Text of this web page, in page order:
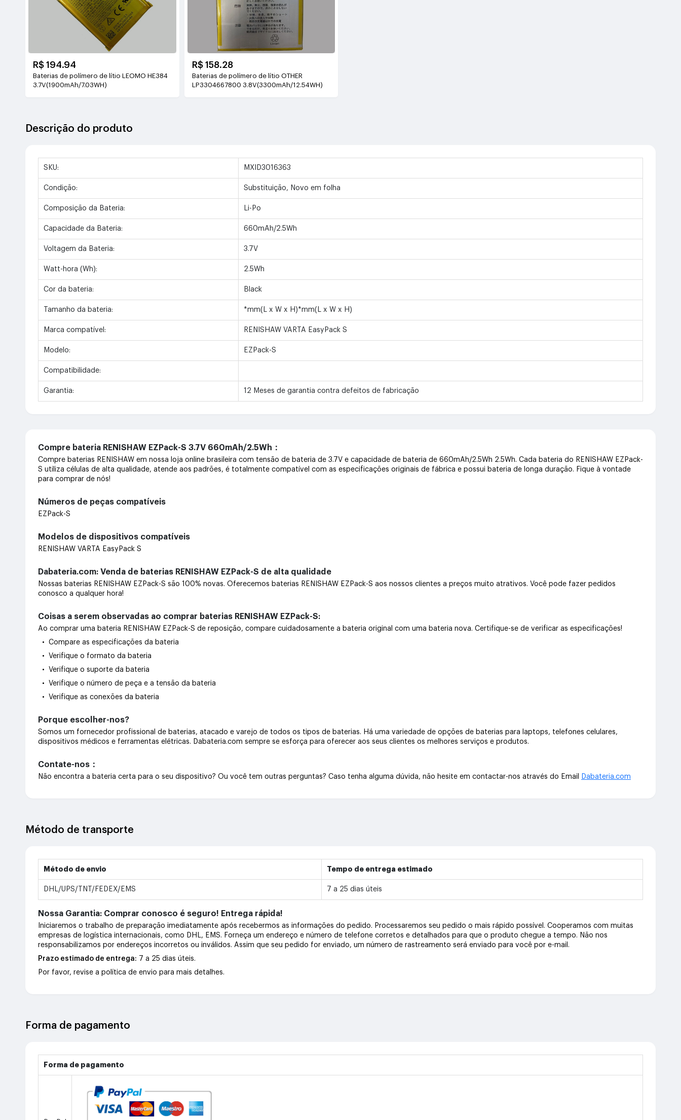
R$ 194.94
Baterias de polímero de lítio LEOMO HE384
3.7V(1900mAh/7.03WH)
R$ 158.28
Baterias de polímero de lítio OTHER
LP3304667800 3.8V(3300mAh/12.54WH)
Descrição do produto
SKU: MXID3016363
Condição: Substituição, Novo em folha
Composição da Bateria: Li-Po
Capacidade da Bateria: 660mAh/2.5Wh
Voltagem da Bateria: 3.7V
Watt-hora (Wh): 2.5Wh
Cor da bateria: Black
Tamanho da bateria: *mm(L x W x H)*mm(L x W x H)
Marca compatível: RENISHAW VARTA EasyPack S
Modelo: EZPack-S
Compatibilidade:
Garantia: 12 Meses de garantia contra defeitos de fabricação
Compre bateria RENISHAW EZPack-S 3.7V 660mAh/2.5Wh：
Compre baterias RENISHAW em nossa loja online brasileira com tensão de bateria de 3.7V e capacidade de bateria de 660mAh/2.5Wh 2.5Wh. Cada bateria do RENISHAW EZPack-
S utiliza células de alta qualidade, atende aos padrões, é totalmente compatível com as especificações originais de fábrica e possui bateria de longa duração. Fique à vontade
para comprar de nós!
Números de peças compatíveis
EZPack-S
Modelos de dispositivos compatíveis
RENISHAW VARTA EasyPack S
Dabateria.com: Venda de baterias RENISHAW EZPack-S de alta qualidade
Nossas baterias RENISHAW EZPack-S são 100% novas. Oferecemos baterias RENISHAW EZPack-S aos nossos clientes a preços muito atrativos. Você pode fazer pedidos
conosco a qualquer hora!
Coisas a serem observadas ao comprar baterias RENISHAW EZPack-S:
Ao comprar uma bateria RENISHAW EZPack-S de reposição, compare cuidadosamente a bateria original com uma bateria nova. Certifique-se de verificar as especificações!
• Compare as especificações da bateria
• Verifique o formato da bateria
• Verifique o suporte da bateria
• Verifique o número de peça e a tensão da bateria
• Verifique as conexões da bateria
Porque escolher-nos?
Somos um fornecedor profissional de baterias, atacado e varejo de todos os tipos de baterias. Há uma variedade de opções de baterias para laptops, telefones celulares,
dispositivos médicos e ferramentas elétricas. Dabateria.com sempre se esforça para oferecer aos seus clientes os melhores serviços e produtos.
Contate-nos：
Não encontra a bateria certa para o seu dispositivo? Ou você tem outras perguntas? Caso tenha alguma dúvida, não hesite em contactar-nos através do Email Dabateria.com
Método de transporte
Método de envio Tempo de entrega estimado
DHL/UPS/TNT/FEDEX/EMS 7 a 25 dias úteis
Nossa Garantia: Comprar conosco é seguro! Entrega rápida!
Iniciaremos o trabalho de preparação imediatamente após recebermos as informações do pedido. Processaremos seu pedido o mais rápido possível. Cooperamos com muitas
empresas de logística internacionais, como DHL, EMS. Forneça um endereço e número de telefone corretos e detalhados para que o produto chegue a tempo. Não nos
responsabilizamos por endereços incorretos ou inválidos. Assim que seu pedido for enviado, um número de rastreamento será enviado para você por e-mail.
Prazo estimado de entrega: 7 a 25 dias úteis.
Por favor, revise a política de envio para mais detalhes.
Forma de pagamento
Forma de pagamento